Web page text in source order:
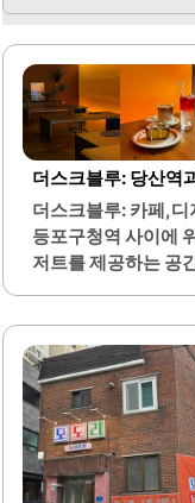
더스크블루: 당산역
더스크블루: 카페,
등포구청역 사이에
저트를 제공하는 공
문객들에게 차분하
간격이 넓어 여유롭
가 준비되어 있어 선
디저트는 고소하고
니다. 음료와 디저트
주문할지 고민하는
고려한 다양한 서비